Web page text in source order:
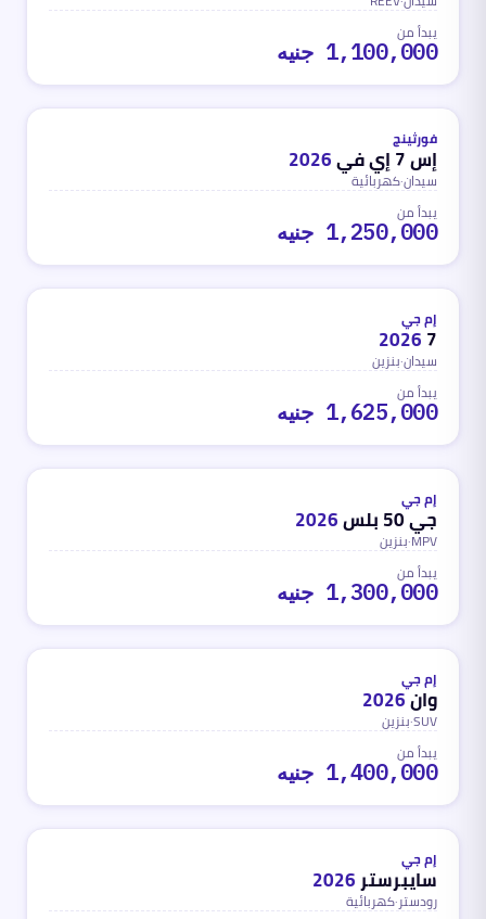
يبدأ من
1,100,000 جنيه
محدثمنذ شهر واحد تقريباً
كهربائية
فورثينج
إس 7 إي في 2026
سيدان·كهربائية
يبدأ من
1,250,000 جنيه
محدث منذ شهر واحد تقريباً
بنزين
إم جي
7
2026
سيدان·بنزين
يبدأ من
1,625,000 جنيه
محدث منذ شهر واحد تقريباً
بنزين
إم جي
جي 50 بلس 2026
MPV
·بنزين
يبدأ من
1,300,000 جنيه
محدث منذ شهر واحد تقريباً
بنزين
إم جي
وان2026
SUV
·بنزين
يبدأ من
1,400,000 جنيه
محدث منذ شهر واحد تقريباً
كهربائية
إم جي
سايبرستر2026
رودستر·كهربائية